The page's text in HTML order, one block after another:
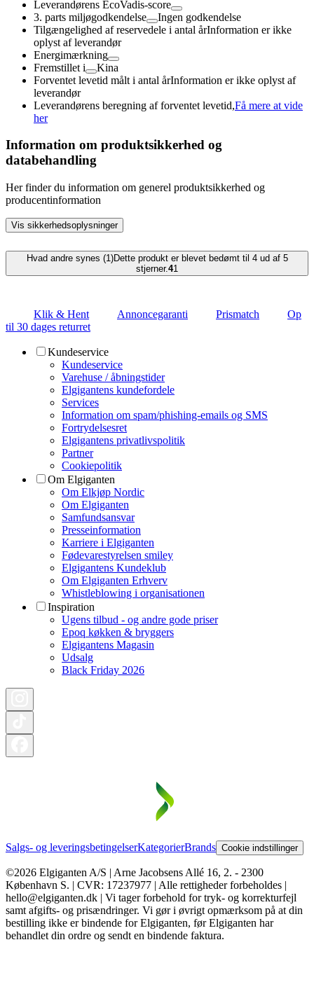
Leverandørens EcoVadis-score
3. parts miljøgodkendelse
Ingen godkendelse
Tilgængelighed af reservedele i antal årInformation er ikke
oplyst af leverandør
Energimærkning
Fremstillet i
Kina
Forventet levetid målt i antal årInformation er ikke oplyst af
leverandør
Leverandørens beregning af forventet levetid,Få mere at vide
her
Information om produktsikkerhed og
databehandling
Her finder du information om generel produktsikkerhed og
producentinformation
Vis sikkerhedsoplysninger
Hvad andre synes (1)Dette produkt er blevet bedømt til 4 ud af 5
stjerner.41
Klik & Hent Annoncegaranti Prismatch
Op
til 30 dages returret
Kundeservice
Kundeservice
Varehuse / åbningstider
Elgigantens kundefordele
Services
Information om spam/phishing-emails og SMS
Fortrydelsesret
Elgigantens privatlivspolitik
Partner
Cookiepolitik
Om Elgiganten
Om Elkjøp Nordic
Om Elgiganten
Samfundsansvar
Presseinformation
Karriere i Elgiganten
Fødevarestyrelsen smiley
Elgigantens Kundeklub
Om Elgiganten Erhverv
Whistleblowing i organisationen
Inspiration
Ugens tilbud - og andre gode priser
Epoq køkken & bryggers
Elgigantens Magasin
Udsalg
Black Friday 2026
Salgs- og leveringsbetingelserKategorierBrands Cookie indstillinger
©2026 Elgiganten A/S | Arne Jacobsens Allé 16, 2. - 2300
København S. | CVR: 17237977 | Alle rettigheder forbeholdes |
hello@elgiganten.dk | Vi tager forbehold for tryk- og korrekturfejl
samt afgifts- og prisændringer. Vi gør i øvrigt opmærksom på at din
bestilling ikke er bindende for Elgiganten, før Elgiganten har
behandlet din ordre og sendt en bindende faktura.